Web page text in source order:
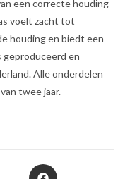
een correcte houding
voelt zacht tot
houding en biedt een
en
Alle onderdelen
twee jaar.
Opent